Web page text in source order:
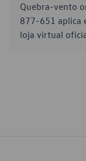
Quebra-vento
877-651 aplica
loja virtual